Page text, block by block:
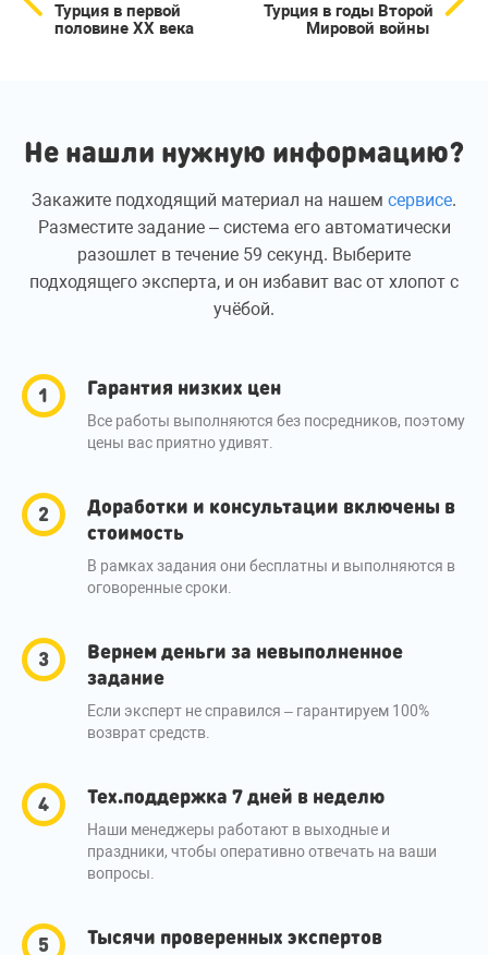
Турция в первой
половине ХХ века
Турция в годы Второй
Мировой войны
Не нашли нужную информацию?
Закажите подходящий материал на нашем сервисе.
Разместите задание – система его автоматически
разошлет в течение 59 секунд. Выберите
подходящего эксперта, и он избавит вас от хлопот с
учёбой.
Гарантия низких цен
Все работы выполняются без посредников, поэтому
цены вас приятно удивят.
Доработки и консультации включены в
стоимость
В рамках задания они бесплатны и выполняются в
оговоренные сроки.
Вернем деньги за невыполненное
задание
Если эксперт не справился – гарантируем 100%
возврат средств.
Тех.поддержка 7 дней в неделю
Наши менеджеры работают в выходные и
праздники, чтобы оперативно отвечать на ваши
вопросы.
Тысячи проверенных экспертов